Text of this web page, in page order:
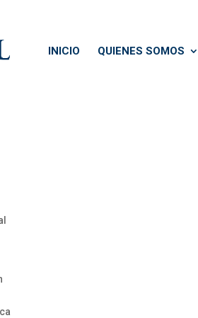
INICIO QUIENES SOMOS